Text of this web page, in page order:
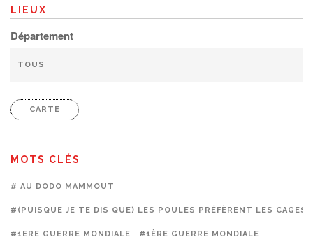
LIEUX
Département
CARTE
MOTS CLÉS
# AU DODO MAMMOUT
#(PUISQUE JE TE DIS QUE) LES POULES PRÉFÈRENT LES CAGES
#1ERE GUERRE MONDIALE #1ÈRE GUERRE MONDIALE